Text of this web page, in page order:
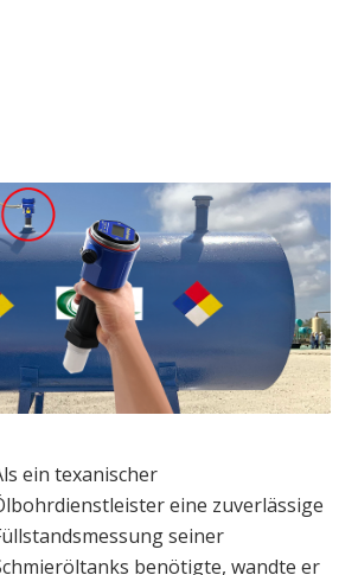
ein texanischer
eine zuverlässige
seiner
benötigte, wandte er